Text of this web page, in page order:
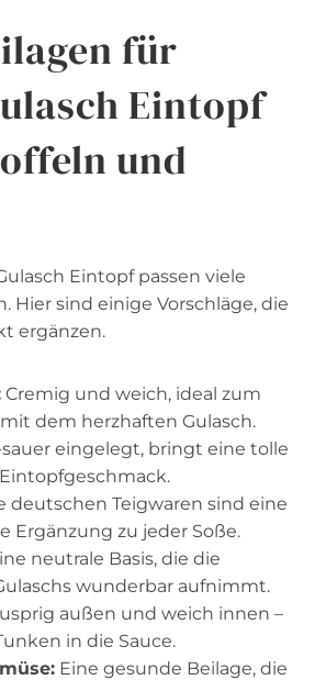
für
Eintopf
und
Eintopf passen viele
Hier sind einige Vorschläge, die
ergänzen.
Cremig und weich, ideal zum
dem herzhaften Gulasch.
eingelegt, bringt eine tolle
deutschen Teigwaren sind eine
Ergänzung zu jeder Soße.
neutrale Basis, die die
wunderbar aufnimmt.
außen und weich innen –
in die Sauce.
Eine gesunde Beilage, die